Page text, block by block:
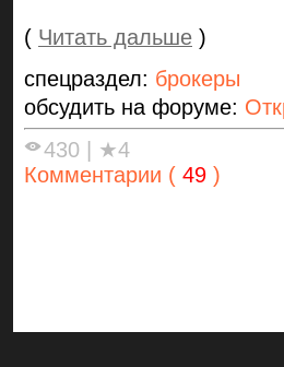
( Читать дальше )
спецраздел: брокеры
обсудить на форуме:
430
★4
Комментарии ( 49 )